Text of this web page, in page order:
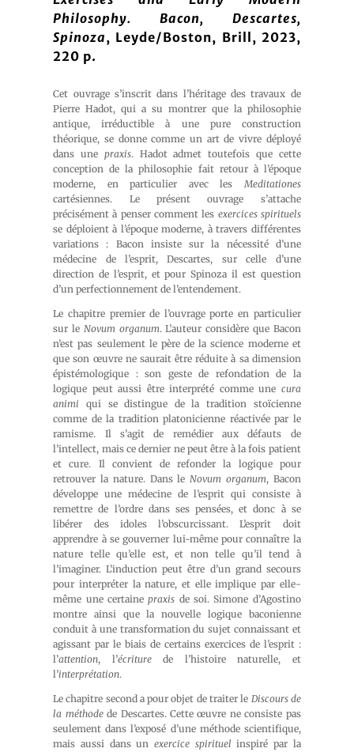
Philosophy. Bacon, Descartes,
Spinoza, Leyde/Boston, Brill, 2023,
220 p.
Cet ouvrage s’inscrit dans l’héritage des travaux de
Pierre Hadot, qui a su montrer que la philosophie
antique, irréductible à une pure construction
théorique, se donne comme un art de vivre déployé
dans une praxis. Hadot admet toutefois que cette
conception de la philosophie fait retour à l’époque
moderne, en particulier avec lesMeditationes
cartésiennes. Le présent ouvrage s’attache
précisément à penser comment les exercices spirituels
se déploient à l’époque moderne, à travers différentes
variations : Bacon insiste sur la nécessité d’une
médecine de l’esprit, Descartes, sur celle d’une
direction de l’esprit, et pour Spinoza il est question
d’un perfectionnement de l’entendement.
Le chapitre premier de l’ouvrage porte en particulier
sur le Novum organum. L’auteur considère que Bacon
n’est pas seulement le père de la science moderne et
que son œuvre ne saurait être réduite à sa dimension
épistémologique : son geste de refondation de la
logique peut aussi être interprété comme une cura
animi qui se distingue de la tradition stoïcienne
comme de la tradition platonicienne réactivée par le
ramisme. Il s’agit de remédier aux défauts de
l’intellect, mais ce dernier ne peut être à la fois patient
et cure. Il convient de refonder la logique pour
retrouver la nature. Dans leNovum organum, Bacon
développe une médecine de l’esprit qui consiste à
remettre de l’ordre dans ses pensées, et donc à se
libérer des idoles l’obscurcissant. L’esprit doit
apprendre à se gouverner lui-même pour connaître la
nature telle qu’elle est, et non telle qu’il tend à
l’imaginer. L’induction peut être d’un grand secours
pour interpréter la nature, et elle implique par elle-
même une certainepraxis de soi. Simone d’Agostino
montre ainsi que la nouvelle logique baconienne
conduit à une transformation du sujet connaissant et
agissant par le biais de certains exercices de l’esprit :
l’attention, l’écriturede l’histoire naturelle, et
l’interprétation.
Le chapitre second a pour objet de traiter le Discours de
la méthodede Descartes. Cette œuvre ne consiste pas
seulement dans l’exposé d’une méthode scientifique,
mais aussi dans un exercice spirituelinspiré par la